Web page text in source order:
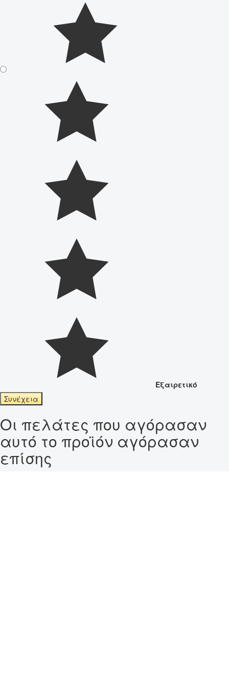
Εξαιρετικό
Συνέχεια
Οι πελάτες που αγόρασαν
αυτό το προϊόν αγόρασαν
επίσης